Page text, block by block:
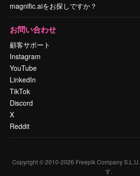
magnific.aiをお探しですか？
お問い合わせ
顧客サポート
Instagram
YouTube
LinkedIn
TikTok
Discord
X
Reddit
Copyright © 2010-2026 Freepik Company S.L.U.
す.